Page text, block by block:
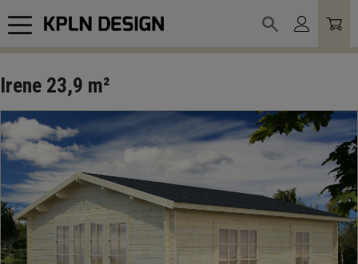
Meny
Irene 23,9 m²